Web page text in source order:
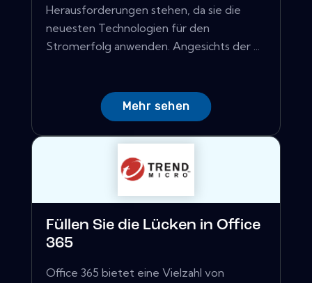
Herausforderungen stehen, da sie die
neuesten Technologien für den
Stromerfolg anwenden. Angesichts der ...
Mehr sehen
Füllen Sie die Lücken in Office
365
Office 365 bietet eine Vielzahl von